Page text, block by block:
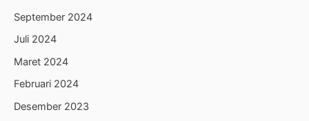
September 2024
Juli 2024
Maret 2024
Februari 2024
Desember 2023